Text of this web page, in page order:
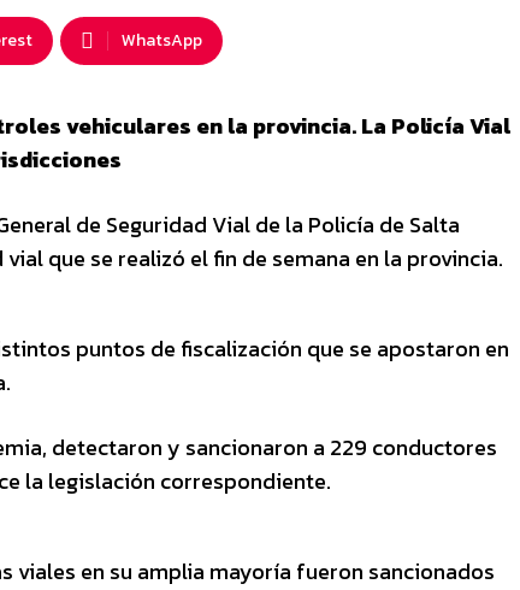
WhatsApp
vehiculares en la provincia. La Policía Vial
de Seguridad Vial de la Policía de Salta
que se realizó el fin de semana en la provincia.
puntos de fiscalización que se apostaron en
detectaron y sancionaron a 229 conductores
la legislación correspondiente.
viales en su amplia mayoría fueron sancionados